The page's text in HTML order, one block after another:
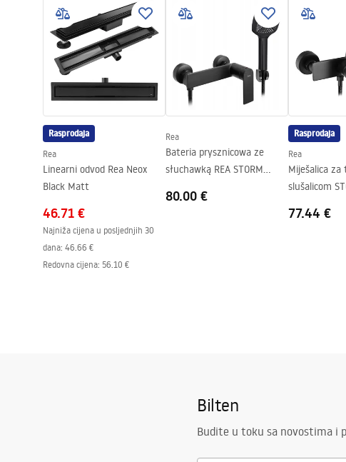
Debljina stakla
6 mm
Visina vrata za tuširanje
190
Profilni materijal
Aluminij
Materijal ručke
Mjed
Premaz Easy Clean
Da, s obje strane
Dorada profila
Uključen komplet brtve
Da
Može se ugraditi bez tuš kade
Jamstvo
24 mjeseca
Rasprodaja
Rea
Linearni odvod Rea Neox
Black Matt
46.71 €
Najniža cijena u posljednjih 30
dana: 46.66 €
Redovna cijena: 56.10 €
Rea
Bateria prysznicowa ze
słuchawką REA STORM
80.00 €
Rasprodaja
Rea
Miješalica za
slušalicom
77.44 €
Bilten
Budite u toku sa novostima i